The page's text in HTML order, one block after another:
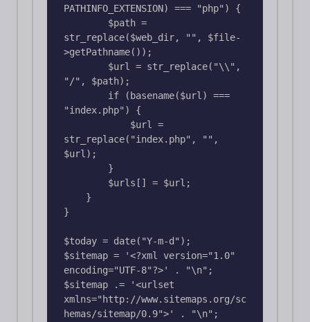
PATHINFO_EXTENSION) === "php") {
str_replace($web_dir, "", $file-
>getPathname());
"/", $path);
"index.php") {
str_replace("index.php", "",
$url);
}
$today = date("Y-m-d");
$sitemap = '<?xml version="1.0"
encoding="UTF-8"?>' . "\n";
$sitemap .= '<urlset
xmlns="http://www.sitemaps.org/sc
hemas/sitemap/0.9">' . "\n";